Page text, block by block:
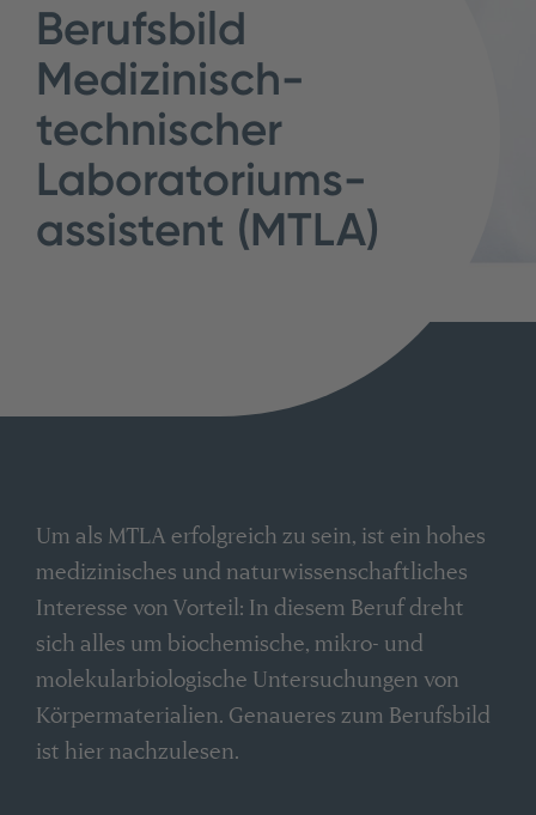
Berufsbild
Medizinisch-
technischer
Laboratoriums­
assistent (MTLA)
Um als MTLA erfolgreich zu sein, ist ein hohes
medizinisches und naturwissenschaftliches
Interesse von Vorteil: In diesem Beruf dreht
sich alles um biochemische, mikro- und
molekularbiologische Untersuchungen von
Körpermaterialien. Genaueres zum Berufsbild
ist hier nachzulesen.